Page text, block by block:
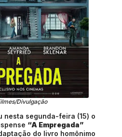
Divulgação
nesta segunda-feira (15) o
“A Empregada”
do livro homônimo